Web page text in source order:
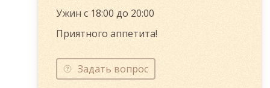
Ужин с 18:00 до 20:00
Приятного аппетита!
Задать вопрос